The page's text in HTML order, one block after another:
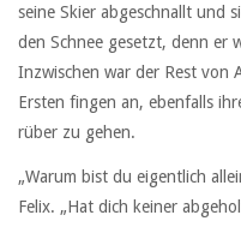
seine Skier abgeschnallt und
den Schnee gesetzt, denn er
Inzwischen war der Rest von
Ersten fingen an, ebenfalls
rüber zu gehen.
„Warum bist du eigentlich
Felix. „Hat dich keiner